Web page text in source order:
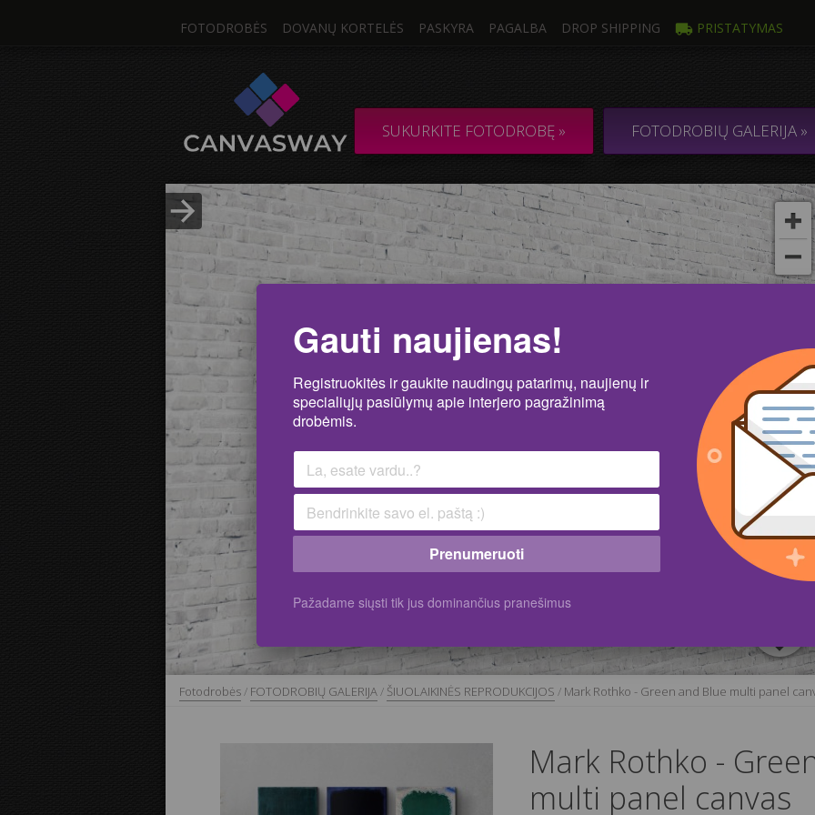
FOTODROBĖS DOVANŲ KORTELĖS PASKYRA PAGALBA DROP SHIPPING PRISTATYMAS
SUKURKITE FOTODROBĘ » FOTODROBIŲ GALERIJA »
DROBĖ / SUDĖTINĖ DROBĖ iš 1
Nuotraukos
KOLIAŽAS /
Fotodrobės/ FOTODROBIŲ GALERIJA/ ŠIUOLAIKINĖS REPRODUKCIJOS / Mark Rothko - Green and Blue multi panel
Mark Rothko -
multi panel canvas
Gauti naujienas!
Registruokitės ir gaukite naudingų patarimų, naujienų ir
specialiųjų pasiūlymų apie interjero pagražinimą
drobėmis.
Prenumeruoti
Pažadame siųsti tik jus dominančius pranešimus